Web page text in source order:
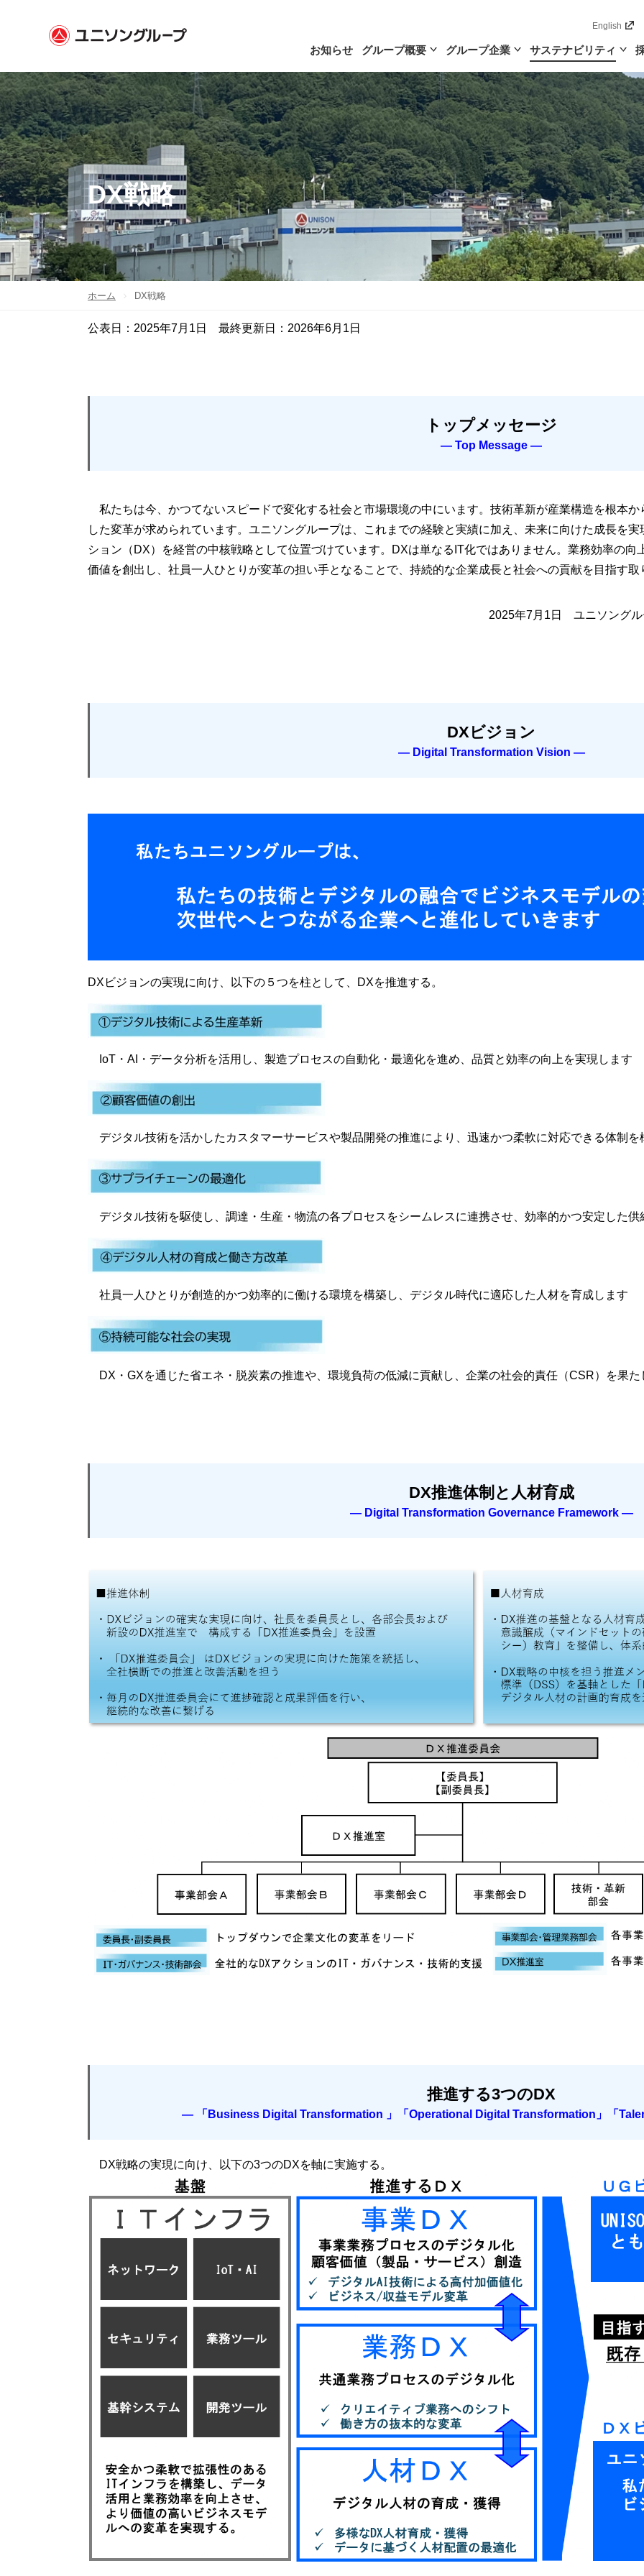
お知らせ グループ概要 グループ企業 サステナビリティ
English
DX戦略
ホーム DX戦略
公表日：2025年7月1日 最終更新日：2026年6月1日
トップメッセージ
― Top Message ―
私たちは今、かつてないスピードで変化する社会と市場環境の中にいます。技術革新が産業構造を根本か
した変革が求められています。ユニソングループは、これまでの経験と実績に加え、未来に向けた成長を
ション（DX）を経営の中核戦略として位置づけています。DXは単なるIT化ではありません。業務効率の
価値を創出し、社員一人ひとりが変革の担い手となることで、持続的な企業成長と社会への貢献を目指す取
2025年7月1日 ユニソング
DXビジョン
― Digital Transformation Vision ―
DXビジョンの実現に向け、以下の５つを柱として、DXを推進する。
IoT・AI・データ分析を活用し、製造プロセスの自動化・最適化を進め、品質と効率の向上を実現します
デジタル技術を活かしたカスタマーサービスや製品開発の推進により、迅速かつ柔軟に対応できる体制
デジタル技術を駆使し、調達・生産・物流の各プロセスをシームレスに連携させ、効率的かつ安定した供
社員一人ひとりが創造的かつ効率的に働ける環境を構築し、デジタル時代に適応した人材を育成します
DX・GXを通じた省エネ・脱炭素の推進や、環境負荷の低減に貢献し、企業の社会的責任（CSR）を果た
DX推進体制と人材育成
― Digital Transformation Governance Framework―
推進する3つのDX
― 「Business Digital Transformation 」「Operational Digital Transformation」「
DX戦略の実現に向け、以下の3つのDXを軸に実施する。